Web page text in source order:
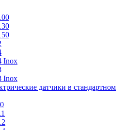
Inox
Inox
датчики в стандартном